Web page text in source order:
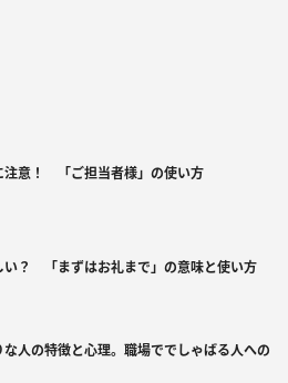
注意！ 「ご担当者様」の使い方
い？ 「まずはお礼まで」の意味と使い方
人の特徴と心理。職場ででしゃばる人への